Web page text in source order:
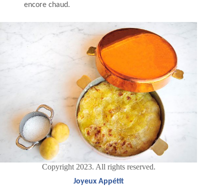
encore chaud.
Copyright 2023. All rights reserved.
Joyeux Appétit